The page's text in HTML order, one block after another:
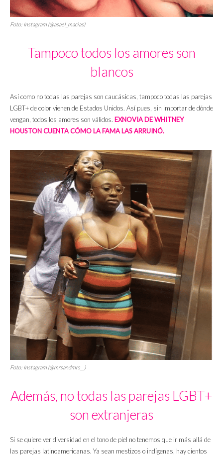
Foto: Instagram (@asael_macias)
Tampoco todos los amores son
blancos
Así como no todas las parejas son caucásicas, tampoco todas las parejas
LGBT+ de color vienen de Estados Unidos. Así pues, sin importar de dónde
vengan, todos los amores son válidos. EXNOVIA DE WHITNEY
HOUSTON CUENTA CÓMO LA FAMA LAS ARRUINÓ.
Foto: Instagram (@mrsandmrs__)
Además, no todas las parejas LGBT+
son extranjeras
Si se quiere ver diversidad en el tono de piel no tenemos que ir más allá de
las parejas latinoamericanas. Ya sean mestizos o indígenas, hay cientos